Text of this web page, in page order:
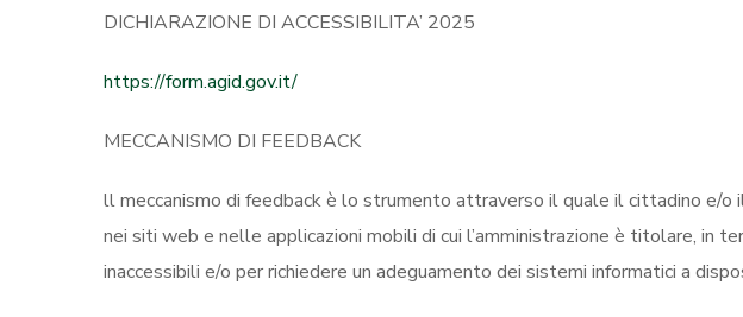
DICHIARAZIONE DI ACCESSIBILITA’ 2025
https://form.agid.gov.it/
MECCANISMO DI FEEDBACK
ll meccanismo di feedback è lo strumento attraverso il quale il cittadino
nei siti web e nelle applicazioni mobili di cui l’amministrazione è titolare, in
inaccessibili e/o per richiedere un adeguamento dei sistemi informatici a